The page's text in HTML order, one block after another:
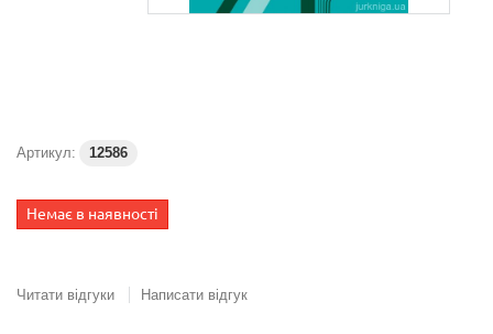
Артикул: 12586
Немає в наявності
Читати відгуки Написати відгук